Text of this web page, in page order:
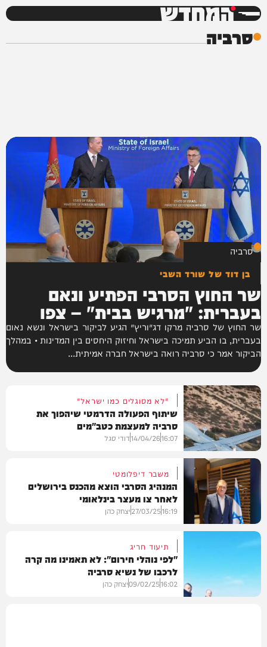
המחדש
סרביה
סרביה
בן דוד של שורד השבי
שר החוץ הסרבי הפתיע ונאם
בעברית: "מרגיש בבית" – צפו
שר החוץ של סרביה מרקו דג׳וריץ׳ הגיע לביקור בישראל ונשא נאום
בעברית, בו הביע תמיכה בישראל וחיזוק היחסים בין המדינות • במהלך
הביקור אמר כי סרביה רואה בישראל חברה אמיתית...
חדשות
"לא מסוגלים כמו ישראל"
שיתוף הפעולה הדרמטי שיהפוך את
סרביה למעצמת כטב"מים
16:07
14/04/26דודי סגל
בעולם
משבר דיפלומטי
המנהיג הסרבי הוצא מהכנס בירושלים
לאחר צו מעצר בינלאומי
16:19
27/03/25יצחק כהן
תיעוד חריג
"לפי נוהלי חירום": לא תאמינו מה קרה
לרכבו של נשיא סרביה
16:02
09/02/25יצחק כהן